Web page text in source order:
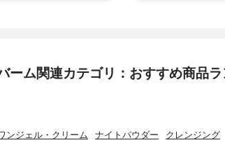
ーム関連カテゴリ：おすすめ商品
ンジェル・クリーム ナイトパウダー クレンジング